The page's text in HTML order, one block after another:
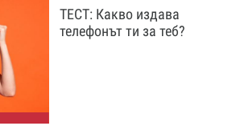
ТЕСТ: Какво издава
телефонът ти за теб?